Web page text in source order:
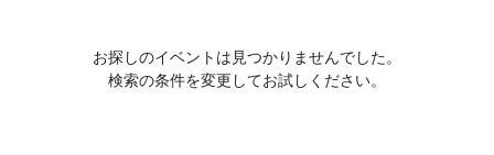
お探しのイベントは見つかりませんでした。
検索の条件を変更してお試しください。